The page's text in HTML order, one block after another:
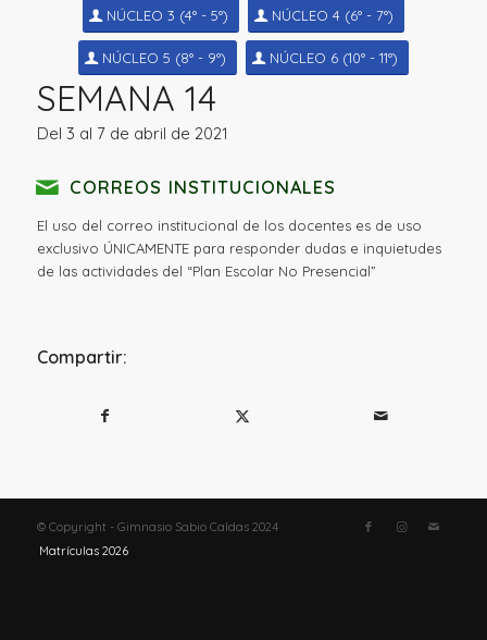
NÚCLEO 3 (4° - 5°) NÚCLEO 4 (6° - 7°)
NÚCLEO 5 (8° - 9°) NÚCLEO 6 (10° - 11°)
SEMANA 14
Del 3 al 7 de abril de 2021
CORREOS INSTITUCIONALES
El uso del correo institucional de los docentes es de uso
exclusivo ÚNICAMENTE para responder dudas e inquietudes
de las actividades del “Plan Escolar No Presencial”
Compartir:
© Copyright - Gimnasio Sabio Caldas 2024
Matrículas 2026